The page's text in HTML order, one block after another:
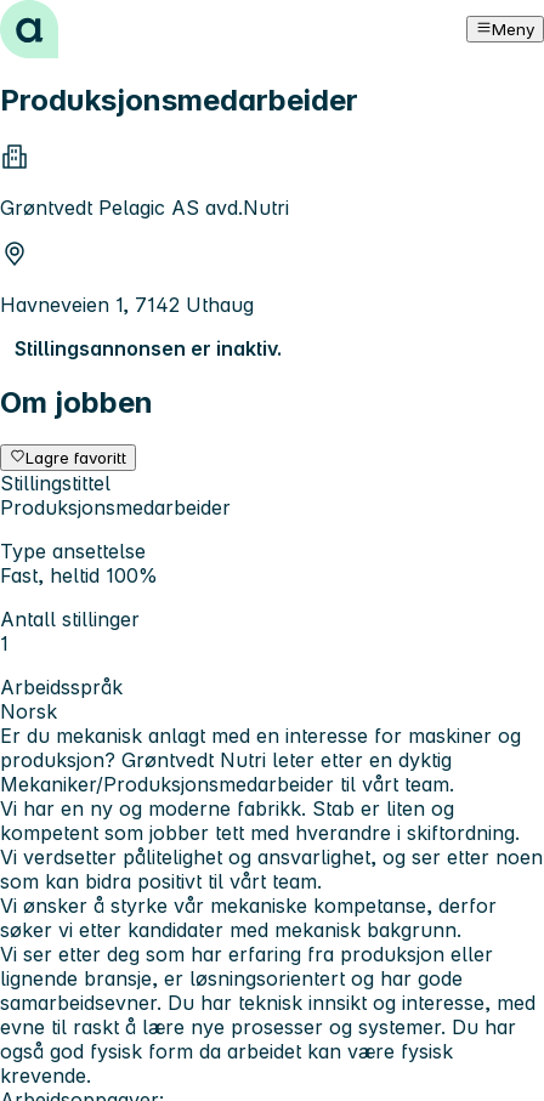
Hopp til innhold Meny
Produksjonsmedarbeider
Grøntvedt Pelagic AS avd.Nutri
Havneveien 1, 7142 Uthaug
Stillingsannonsen er inaktiv.
Om jobben
Lagre favoritt
Stillingstittel
Produksjonsmedarbeider
Type ansettelse
Fast, heltid 100%
Antall stillinger
1
Arbeidsspråk
Norsk
Er du mekanisk anlagt med en interesse for maskiner og
produksjon? Grøntvedt Nutri leter etter en dyktig
Mekaniker/Produksjonsmedarbeider til vårt team.
Vi har en ny og moderne fabrikk. Stab er liten og
kompetent som jobber tett med hverandre i skiftordning.
Vi verdsetter pålitelighet og ansvarlighet, og ser etter noen
som kan bidra positivt til vårt team.
Vi ønsker å styrke vår mekaniske kompetanse, derfor
søker vi etter kandidater med mekanisk bakgrunn.
Vi ser etter deg som har erfaring fra produksjon eller
lignende bransje, er løsningsorientert og har gode
samarbeidsevner. Du har teknisk innsikt og interesse, med
evne til raskt å lære nye prosesser og systemer. Du har
også god fysisk form da arbeidet kan være fysisk
krevende.